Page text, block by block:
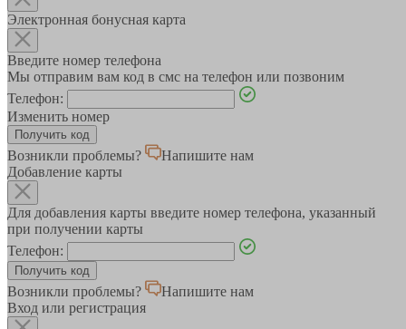
Электронная бонусная карта
Введите номер телефона
Мы отправим вам код в смс на телефон или позвоним
Телефон:
Изменить номер
Возникли проблемы?
Напишите нам
Добавление карты
Для добавления карты введите номер телефона, указанный
при получении карты
Телефон:
Возникли проблемы?
Напишите нам
Вход или регистрация